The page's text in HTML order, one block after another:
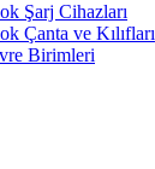
Şarj Cihazları
Çanta ve Kılıfları
Birimleri